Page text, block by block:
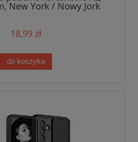
New York / Nowy Jork
18,99 zł
do koszyka